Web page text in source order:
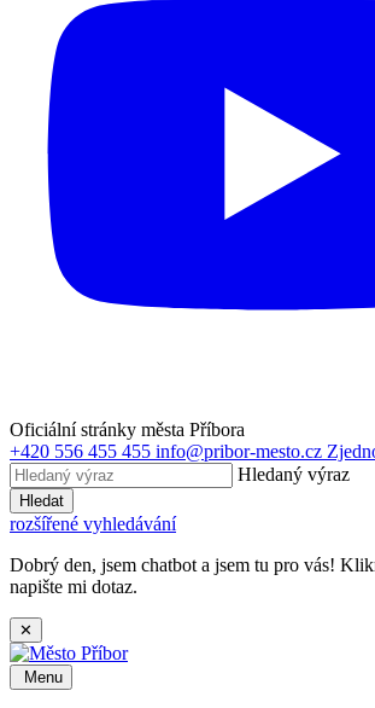
Oficiální stránky města Příbora
+420 556 455 455 info@pribor-mesto.cz
Hledaný výraz
Hledat
rozšířené vyhledávání
Dobrý den, jsem chatbot a jsem tu pro vás!
napište mi dotaz.
✕
Menu